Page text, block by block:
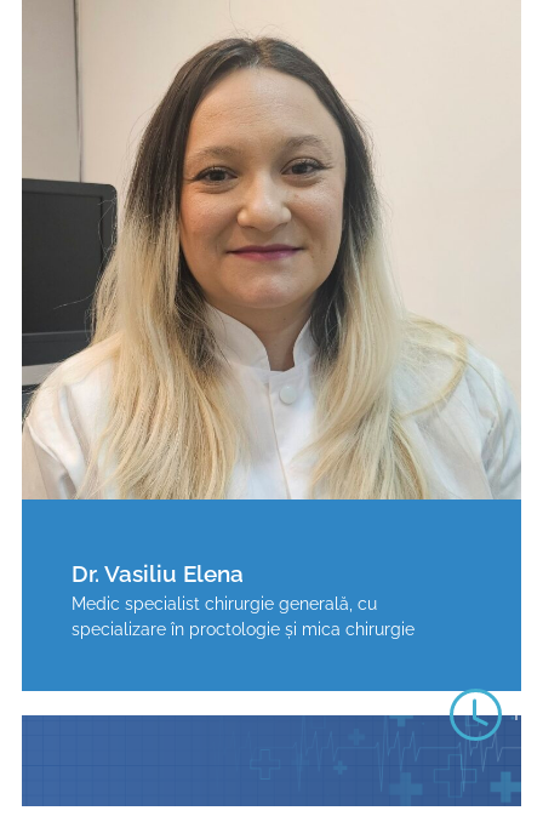
Dr. Vasiliu Elena
Medic specialist chirurgie generală, cu
specializare în proctologie și mica chirurgie